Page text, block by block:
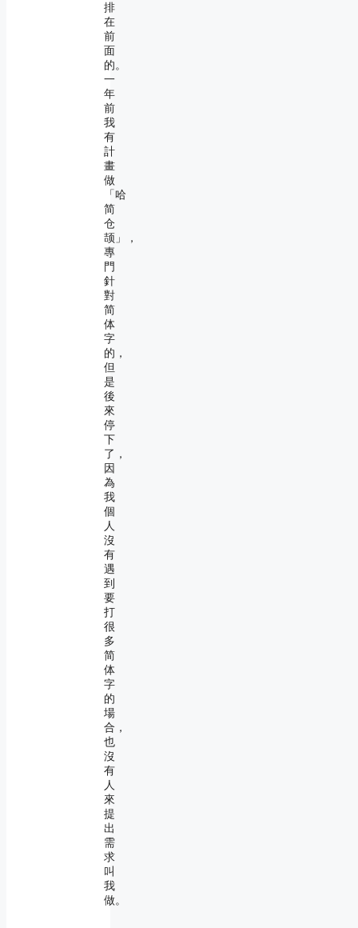
排
在
前
面
的。
一
年
前
我
有
計
畫
做
「哈
简
仓
颉」，
專
門
針
對
简
体
字
的，
但
是
後
來
停
下
了，
因
為
我
個
人
沒
有
遇
到
要
打
很
多
简
体
字
的
場
合，
也
沒
有
人
來
提
出
需
求
叫
我
做。